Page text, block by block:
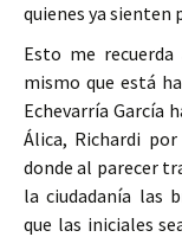
quienes ya sienten
Esto me
mismo que está
Echevarría García
Álica, Richardi
donde al parecer
la ciudadanía las
que las iniciales